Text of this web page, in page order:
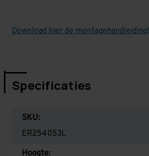
Download hier de montagehandleiding!
Specificaties
SKU:
ER254053L
Hoogte: